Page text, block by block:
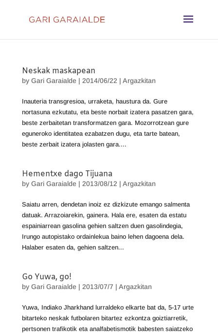
Neskak maskapean
by Gari Garaialde | 2014/06/22 | Argazkitan
Inauteria transgresioa, urraketa, haustura da. Gure
nortasuna ezkutatu, eta beste norbait izatera pasatzen gara,
beste zerbaitetan transformatzen gara. Mozorrotzean gure
eguneroko identitatea ezabatzen dugu, eta tarte batean,
beste zerbait izatera jolasten gara....
Hementxe dago Tijuana
by Gari Garaialde | 2013/08/12 | Argazkitan
Saiatu arren, dendetan inoiz ez dizkizute emango salmenta
datuak. Arrazoiarekin, gainera. Hala ere, esaten da estatu
espainiarrean gasolina gehien saltzen duen gasolindegia,
Irungo autopistako ordainlekua baino lehen dagoena dela.
Halaber esaten da, gehien saltzen...
Go Yuwa, go!
by Gari Garaialde | 2013/07/7 | Argazkitan
Yuwa, Indiako Jharkhand lurraldeko elkarte bat da, 5-17 urte
bitarteko neskak futbolaren bitartez ezkontza goiztiarretik,
pertsonen trafikotik eta analfabetismotik babesten saiatzeko